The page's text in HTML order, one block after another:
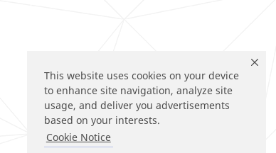
This website uses cookies on your device
to enhance site navigation, analyze site
usage, and deliver you advertisements
based on your interests.
Cookie Notice